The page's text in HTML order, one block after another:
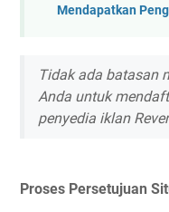
Mendapatkan
Tidak ada batasan
Anda untuk
penyedia iklan
Proses Persetujuan